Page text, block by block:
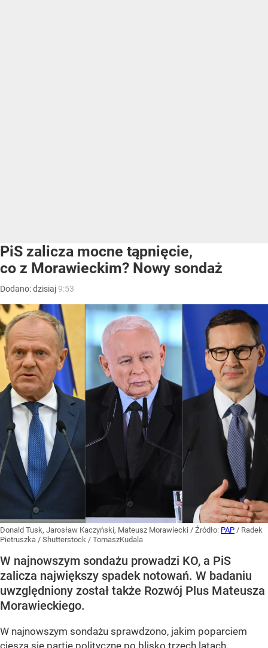
PiS zalicza mocne tąpnięcie,
co z Morawieckim? Nowy sondaż
Dodano:dzisiaj9:53
Donald Tusk, Jarosław Kaczyński, Mateusz Morawiecki / Źródło: PAP / Radek
Pietruszka / Shutterstock / TomaszKudala
W najnowszym sondażu prowadzi KO, a PiS
zalicza największy spadek notowań. W badaniu
uwzględniony został także Rozwój Plus Mateusza
Morawieckiego.
W najnowszym sondażu sprawdzono, jakim poparciem
cieszą się partie polityczne po blisko trzech latach